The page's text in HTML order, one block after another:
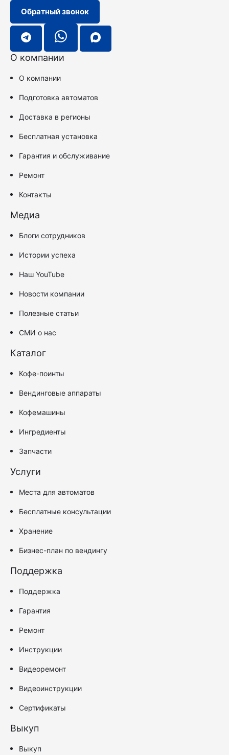
Обратный звонок
О компании
О компании
Подготовка автоматов
Доставка в регионы
Бесплатная установка
Гарантия и обслуживание
Ремонт
Контакты
Медиа
Блоги сотрудников
Истории успеха
Наш YouTube
Новости компании
Полезные статьи
СМИ о нас
Каталог
Кофе-поинты
Вендинговые аппараты
Кофемашины
Ингредиенты
Запчасти
Услуги
Места для автоматов
Бесплатные консультации
Хранение
Бизнес-план по вендингу
Поддержка
Поддержка
Гарантия
Ремонт
Инструкции
Видеоремонт
Видеоинструкции
Сертификаты
Выкуп
Выкуп